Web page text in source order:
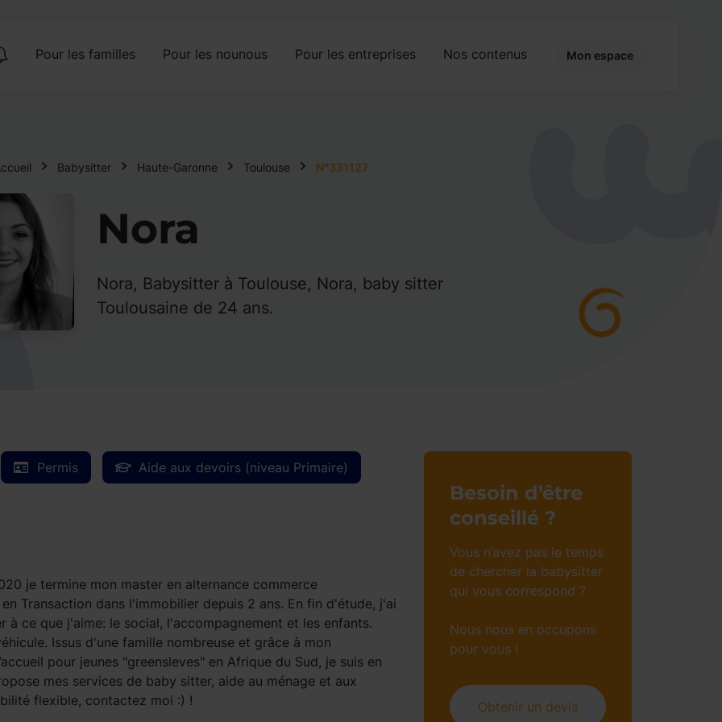
Pour les familles Pour les nounous Pour les entreprises Nos contenus Mon espace
Babysitter Haute-Garonne Toulouse N°331127
Nora
Nora, Babysitter à Toulouse, Nora, baby sitter
Toulousaine de 24 ans.
Permis Aide aux devoirs (niveau Primaire)
je termine mon master en alternance commerce
Transaction dans l'immobilier depuis 2 ans. En fin d'étude, j'ai
ce que j'aime: le social, l'accompagnement et les enfants.
Issus d'une famille nombreuse et grâce à mon
pour jeunes "greensleves" en Afrique du Sud, je suis en
mes services de baby sitter, aide au ménage et aux
flexible, contactez moi :) !
Besoin d’être
conseillé ?
Vous n’avez pas le temps
de chercher la babysitter
qui vous correspond ?
Nous nous en occupons
pour vous !
Obtenir un devis